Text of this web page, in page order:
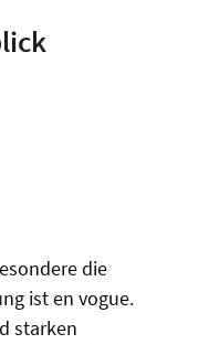
die
ist en vogue.
starken